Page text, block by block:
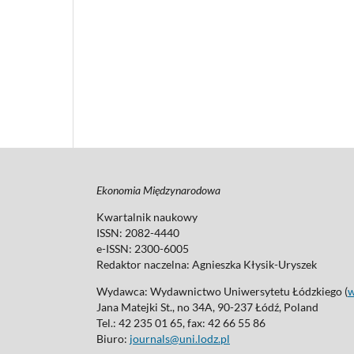
Ekonomia Międzynarodowa
Kwartalnik naukowy
ISSN: 2082-4440
e-ISSN: 2300-6005
Redaktor naczelna: Agnieszka Kłysik-Uryszek
Wydawca: Wydawnictwo Uniwersytetu Łódzkiego (
Jana Matejki St., no 34A, 90-237 Łódź, Poland
Tel.: 42 235 01 65, fax: 42 66 55 86
Biuro: journals@uni.lodz.pl